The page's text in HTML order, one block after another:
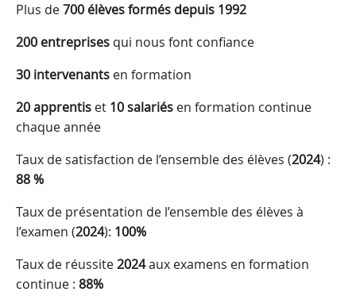
Plus de700 élèves formés depuis 1992
200 entreprises qui nous font confiance
30 intervenants en formation
20 apprentis et 10 salariés en formation continue
chaque année
Taux de satisfaction de l’ensemble des élèves (2024) :
88 %
Taux de présentation de l’ensemble des élèves à
l’examen (2024): 100%
Taux de réussite2024aux examens en formation
continue : 88%